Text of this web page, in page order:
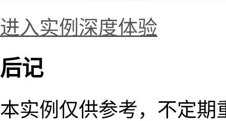
进入实例深度体验
后记
本实例仅供参考，不定期